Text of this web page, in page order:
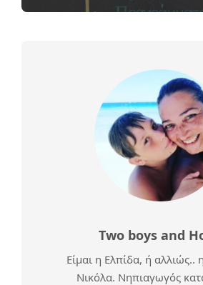
Two boys and
Είμαι η Ελπίδα, ή αλλιώς..
Νικόλα. Νηπιαγωγός